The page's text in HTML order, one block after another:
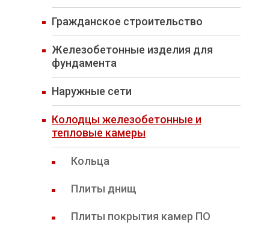
Гражданское строительство
Железобетонные изделия для
фундамента
Наружные сети
Колодцы железобетонные и
тепловые камеры
Кольца
Плиты днищ
Плиты покрытия камер ПО